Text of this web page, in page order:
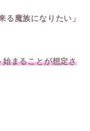
る魔族になりたい」
まることが想定さ